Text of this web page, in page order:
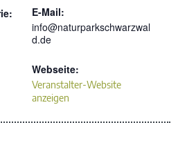
E-Mail:
info@naturparkschwarzwal
d.de
Webseite:
Veranstalter-Website
anzeigen